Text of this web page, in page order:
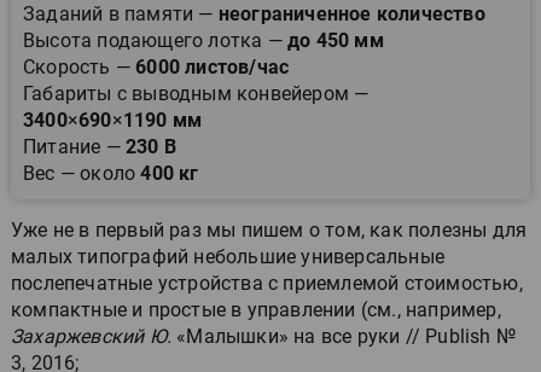
Заданий в памяти — неограниченное количество
Высота подающего лотка —до 450 мм
Скорость —6000 листов/час
Габариты с выводным конвейером —
3400×690×1190 мм
Питание — 230 В
Вес — около 400 кг
Уже не в первый раз мы пишем о том, как полезны для
малых типографий небольшие универсальные
послепечатные устройства с приемлемой стоимостью,
компактные и простые в управлении (см., например,
Захаржевский Ю. «Малышки» на все руки // Publish №
3, 2016;